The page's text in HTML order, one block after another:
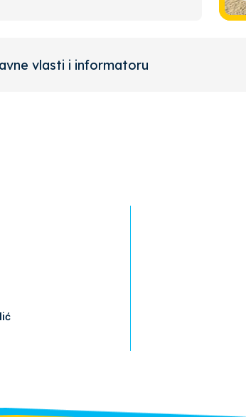
vlasti i informatoru